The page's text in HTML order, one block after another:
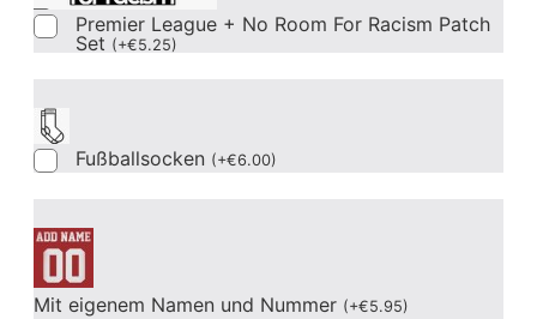
Premier League + No Room For Racism Patch
Set (+€5.25)
Fußballsocken (+€6.00)
Mit eigenem Namen und Nummer (+€5.95)